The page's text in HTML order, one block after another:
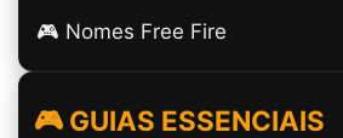
🎮 Nomes Free Fire
🎮 GUIAS ESSENCIAIS